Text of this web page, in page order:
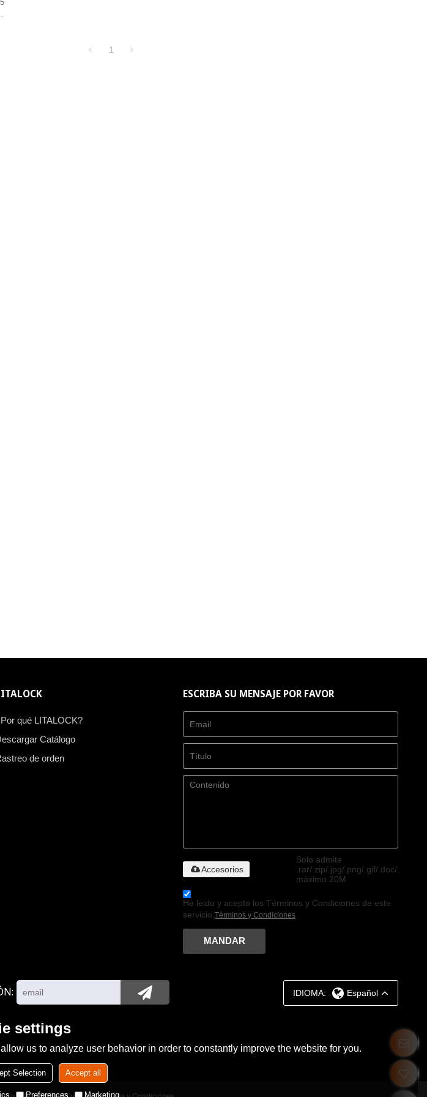
1
qué LITALOCK?
Catálogo
de orden
ESCRIBA SU MENSAJE POR FAVOR
Solo admite
.rar/.zip/.jpg/.png/.gif/.doc/.xls/
máximo 20M
Accesorios
He leido y acepto los Términos y Condiciones de este
servicio,Términos y Condiciones
MANDAR
IDIOMA: Español
settings
us to analyze user behavior in order to constantly improve the website for you.
Selection Accept all
Preferences Marketing